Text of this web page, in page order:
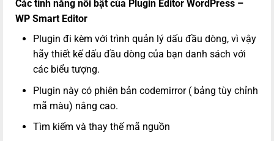
Các tính năng nổi bật của Plugin Editor WordPress –
WP Smart Editor
Plugin đi kèm với trình quản lý dấu đầu dòng, vì vậy
hãy thiết kế dấu đầu dòng của bạn danh sách với
các biểu tượng.
Plugin này có phiên bản codemirror ( bảng tùy chỉnh
mã màu) nâng cao.
Tìm kiếm và thay thế mã nguồn